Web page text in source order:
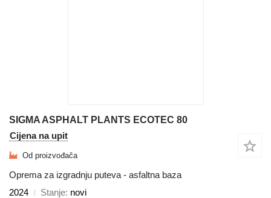
SIGMA ASPHALT PLANTS ECOTEC 80
Cijena na upit
Od proizvođača
Oprema za izgradnju puteva - asfaltna baza
2024
Stanje novi